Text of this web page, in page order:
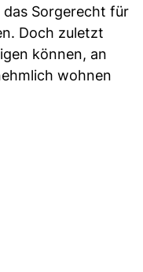
das Sorgerecht für
Doch zuletzt
können, an
wohnen